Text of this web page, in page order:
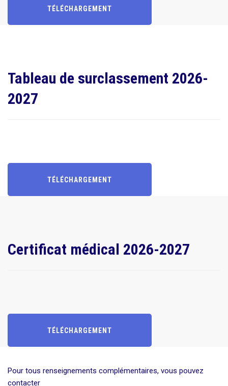
TÉLÉCHARGEMENT
Tableau de surclassement 2026-
2027
TÉLÉCHARGEMENT
Certificat médical 2026-2027
TÉLÉCHARGEMENT
Pour tous renseignements complémentaires, vous pouvez
contacter